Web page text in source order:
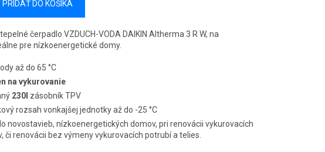
PRIDAŤ DO KOŠÍKA
čerpadlo VZDUCH-VODA DAIKIN Altherma 3 R W, na
pre nízkoenergetické domy.
až do 65 °C
na vykurovanie
230l zásobník TPV
rozsah vonkajšej jednotky až do -25 °C
novostavieb, nízkoenergetických domov, pri renovácii vykurovacích
či renovácii bez výmeny vykurovacích potrubí a telies.